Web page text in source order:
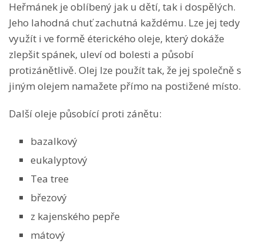
Heřmánek je oblíbený jak u dětí, tak i dospělých.
Jeho lahodná chuť zachutná každému. Lze jej tedy
využít i ve formě éterického oleje, který dokáže
zlepšit spánek, uleví od bolesti a působí
protizánětlivě. Olej lze použít tak, že jej společně s
jiným olejem namažete přímo na postižené místo.
Další oleje působící proti zánětu:
bazalkový
eukalyptový
Tea tree
březový
z kajenského pepře
mátový